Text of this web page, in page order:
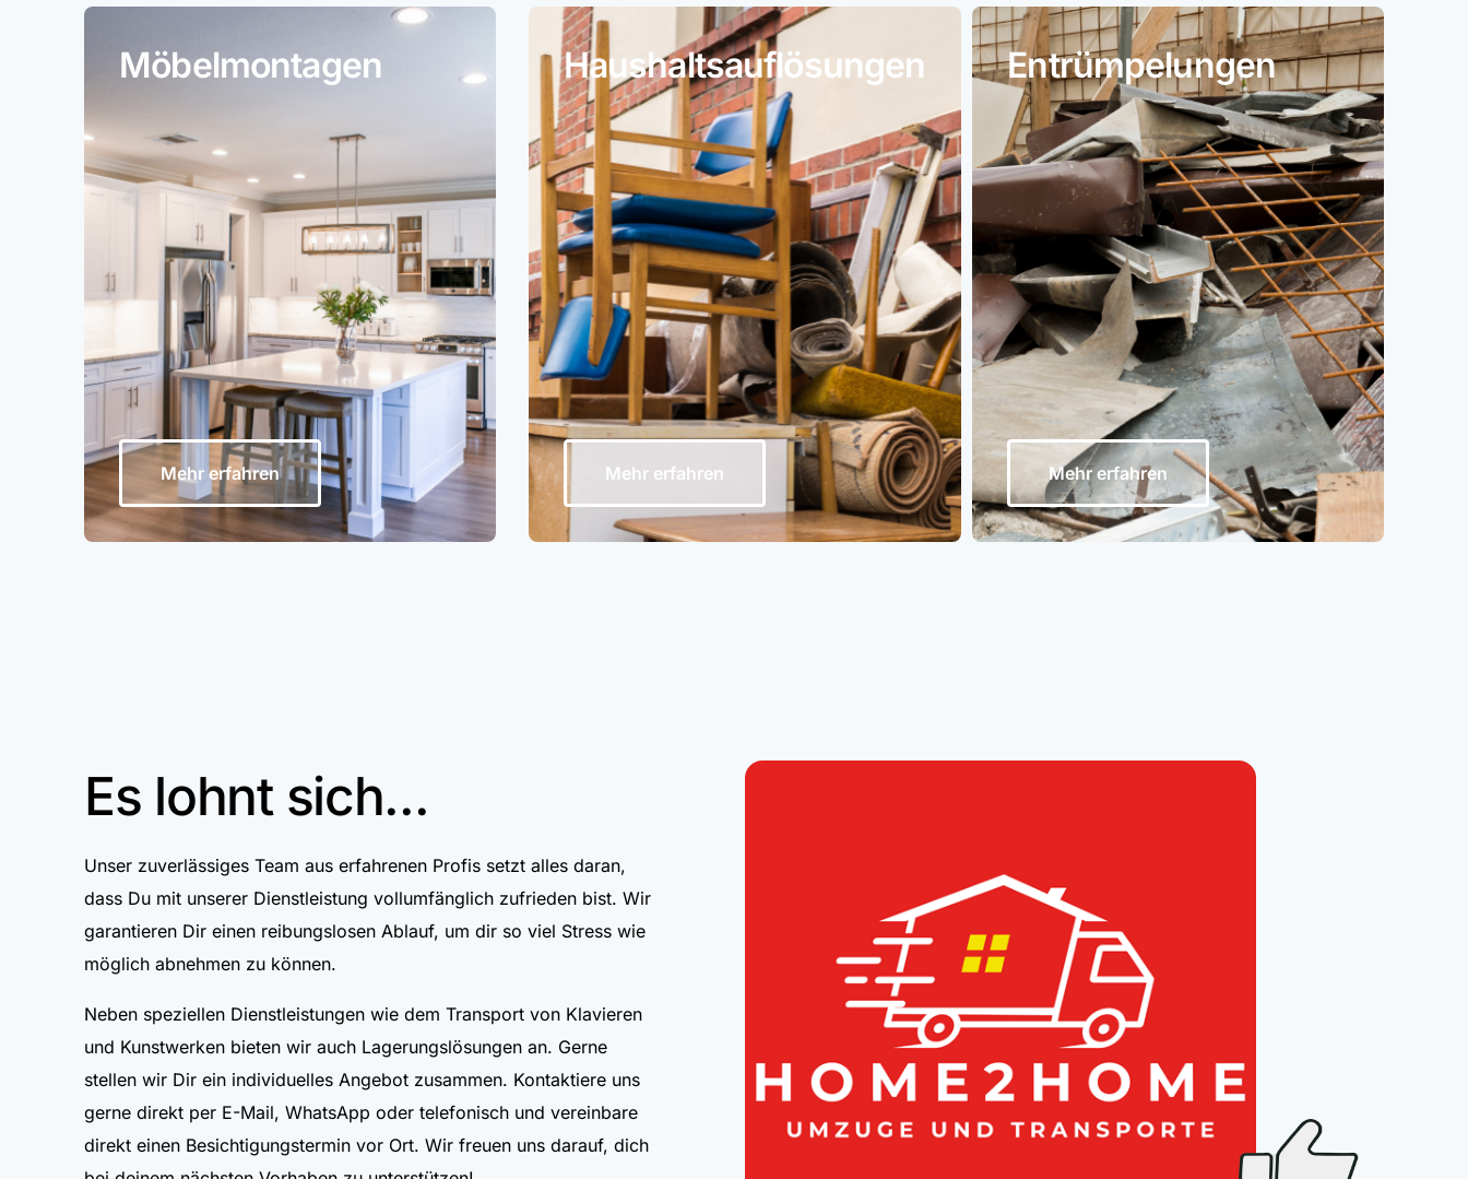
Möbelmontagen
Mehr erfahren
Haushaltsauflösungen
Mehr erfahren
Entrümpelungen
Mehr erfahren
Es lohnt sich...
Unser zuverlässiges Team aus erfahrenen Profis setzt alles daran,
dass Du mit unserer Dienstleistung vollumfänglich zufrieden bist. Wir
garantieren Dir einen reibungslosen Ablauf, um dir so viel Stress wie
möglich abnehmen zu können.
Neben speziellen Dienstleistungen wie dem Transport von Klavieren
und Kunstwerken bieten wir auch Lagerungslösungen an. Gerne
stellen wir Dir ein individuelles Angebot zusammen. Kontaktiere uns
gerne direkt per E-Mail, WhatsApp oder telefonisch und vereinbare
direkt einen Besichtigungstermin vor Ort. Wir freuen uns darauf, dich